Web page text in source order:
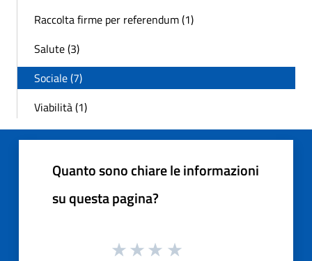
Raccolta firme per referendum (1)
Salute (3)
Sociale (7)
Viabilità (1)
Quanto sono chiare le informazioni
su questa pagina?